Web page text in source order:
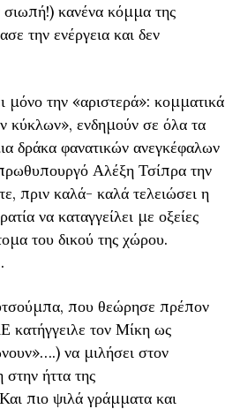
σιωπή!) κανένα κόμμα της
την ενέργεια και δεν
μόνο την «αριστερά»: κομματικά
κύκλων», ενδημούν σε όλα τα
δράκα φανατικών ανεγκέφαλων
πρωθυπουργό Αλέξη Τσίπρα την
πριν καλά- καλά τελειώσει η
να καταγγείλει με οξείες
του δικού της χώρου.
που θεώρησε πρέπον
κατήγγειλε τον Μίκη ως
να μιλήσει στον
ήττα της
πιο ψιλά γράμματα και